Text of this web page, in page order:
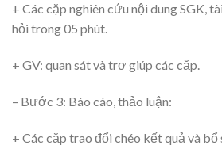
+ Các cặp nghiên cứu nội dung SGK,
hỏi trong 05 phút.
+ GV: quan sát và trợ giúp các cặp.
– Bước 3: Báo cáo, thảo luận:
+ Các cặp trao đổi chéo kết quả và bổ